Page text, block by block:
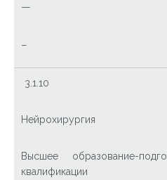
—
–
3.1.10
Нейрохирургия
Высшее образование-
квалификации